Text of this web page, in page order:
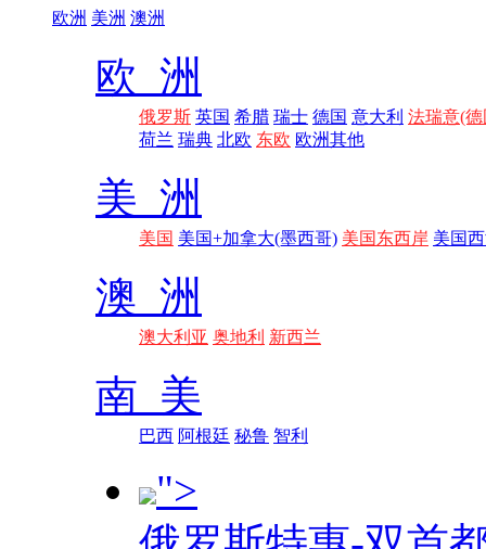
欧洲 美洲 澳洲
欧 洲
俄罗斯 英国 希腊 瑞士 德国 意大利 法瑞意(德
荷兰 瑞典 北欧 东欧 欧洲其他
美 洲
美国 美国+加拿大(墨西哥) 美国东西岸 美国
澳 洲
澳大利亚 奥地利 新西兰
南 美
巴西 阿根廷 秘鲁 智利
">